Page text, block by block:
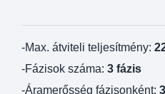
-Max. átviteli teljesítmény:
-Fázisok száma: 3 fázis
-Áramerősség fázisonként: